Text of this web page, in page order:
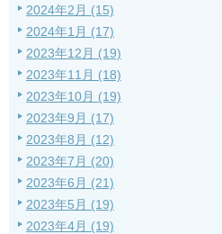
2024年2月 (15)
2024年1月 (17)
2023年12月 (19)
2023年11月 (18)
2023年10月 (19)
2023年9月 (17)
2023年8月 (12)
2023年7月 (20)
2023年6月 (21)
2023年5月 (19)
2023年4月 (19)